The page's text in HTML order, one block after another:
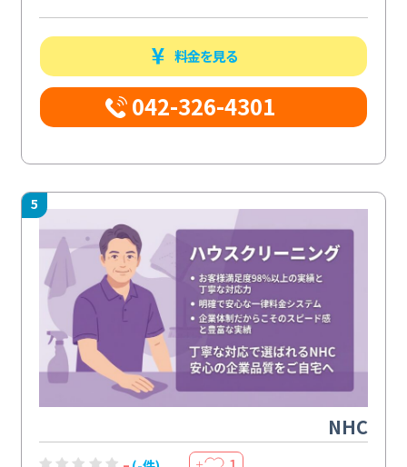
料金を見る
042-326-4301
5
NHC
＋